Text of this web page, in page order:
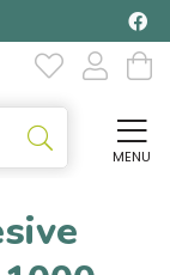
MENU